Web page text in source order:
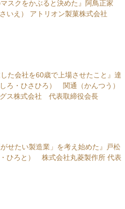
マスクをかぶると決めた』阿鳥正家
いえ） アトリオン製菓株式会社
した会社を60歳で上場させたこと』達
ろ・ひさひろ） 関通（かんつう）
ス株式会社 代表取締役会長
がせたい製造業」を考え始めた』戸松
ひろと） 株式会社丸菱製作所 代表